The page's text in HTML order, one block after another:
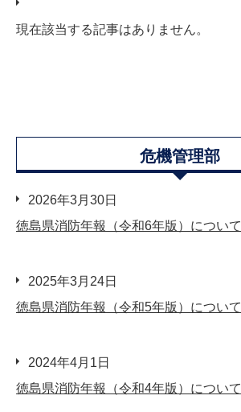
現在該当する記事はありません。
危機管理部
2026年3月30日
徳島県消防年報（令和6年版）について
2025年3月24日
徳島県消防年報（令和5年版）について
2024年4月1日
徳島県消防年報（令和4年版）について